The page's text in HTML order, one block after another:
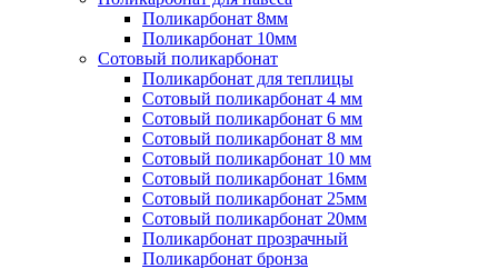
Поликарбонат 8мм
Поликарбонат 10мм
Сотовый поликарбонат
Поликарбонат для теплицы
Сотовый поликарбонат 4 мм
Сотовый поликарбонат 6 мм
Сотовый поликарбонат 8 мм
Сотовый поликарбонат 10 мм
Сотовый поликарбонат 16мм
Сотовый поликарбонат 25мм
Сотовый поликарбонат 20мм
Поликарбонат прозрачный
Поликарбонат бронза